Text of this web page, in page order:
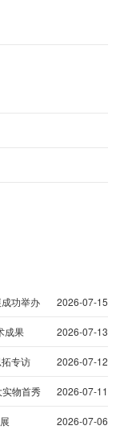
2026-07-15
功举办
2026-07-13
成果
2026-07-12
专访
2026-07-11
物首秀
2026-07-06